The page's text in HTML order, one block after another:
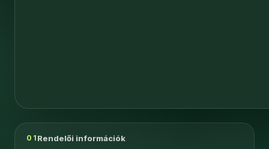
01 Rendelői információk